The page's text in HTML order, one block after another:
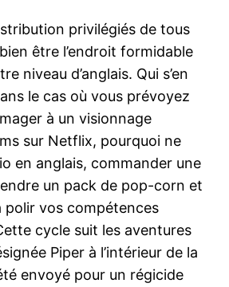
privilégiés de tous
être l’endroit formidable
niveau d’anglais. Qui s’en
le cas où vous prévoyez
à un visionnage
sur Netflix, pourquoi ne
en anglais, commander une
un pack de pop-corn et
polir vos compétences
cycle suit les aventures
Piper à l’intérieur de la
envoyé pour un régicide